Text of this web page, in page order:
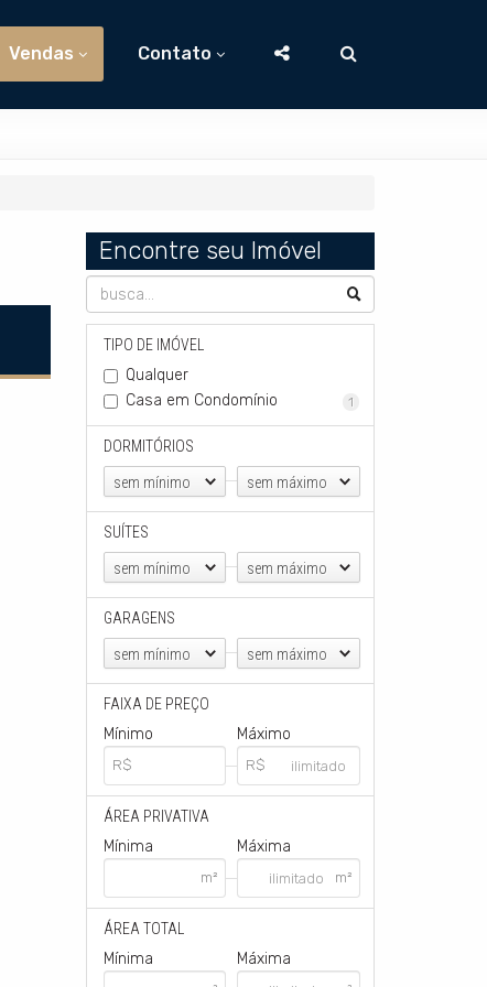
Vendas Contato
Encontre seu Imóvel
TIPO DE IMÓVEL
Qualquer
Casa em Condomínio
1
DORMITÓRIOS
sem mínimo sem máximo
SUÍTES
sem mínimo sem máximo
GARAGENS
sem mínimo sem máximo
FAIXA DE PREÇO
Mínimo Máximo
ÁREA PRIVATIVA
Mínima Máxima
ÁREA TOTAL
Mínima Máxima